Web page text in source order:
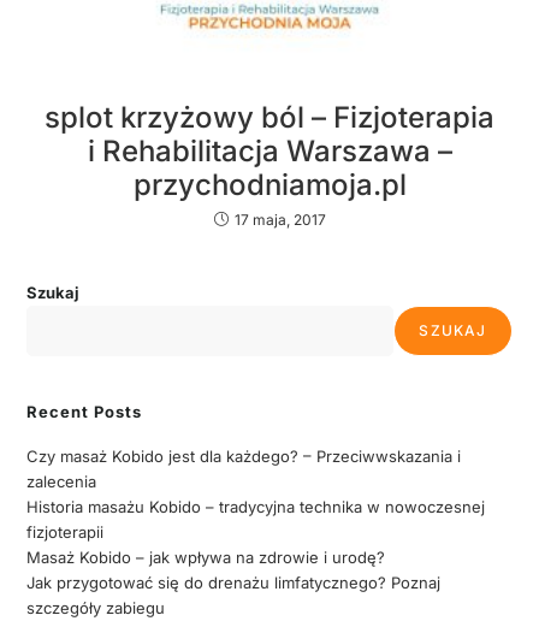
splot krzyżowy ból – Fizjoterapia
i Rehabilitacja Warszawa –
przychodniamoja.pl
17 maja, 2017
Szukaj
SZUKAJ
Recent Posts
Czy masaż Kobido jest dla każdego? – Przeciwwskazania i
zalecenia
Historia masażu Kobido – tradycyjna technika w nowoczesnej
fizjoterapii
Masaż Kobido – jak wpływa na zdrowie i urodę?
Jak przygotować się do drenażu limfatycznego? Poznaj
szczegóły zabiegu